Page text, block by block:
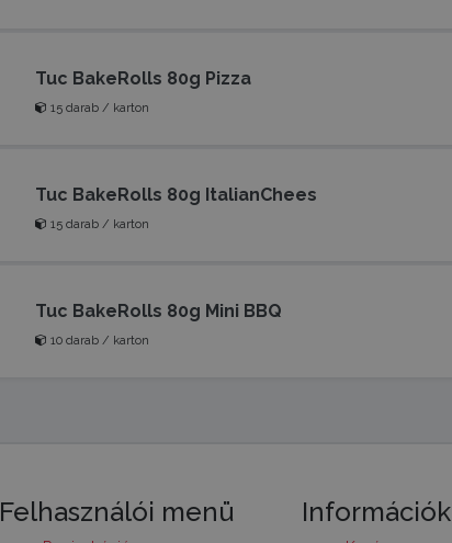
Tuc BakeRolls 80g Pizza
15 darab / karton
Tuc BakeRolls 80g ItalianChees
15 darab / karton
Tuc BakeRolls 80g Mini BBQ
10 darab / karton
Felhasználói menü Információk